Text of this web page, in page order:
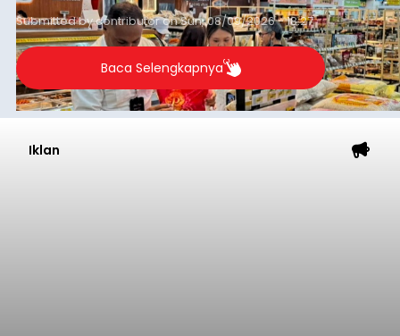
Submitted bycontributoronSun, 08/09/2026 - 18:27
Baca Selengkapnya
Iklan